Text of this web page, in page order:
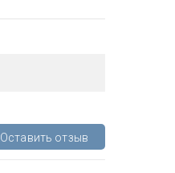
Оставить отзыв